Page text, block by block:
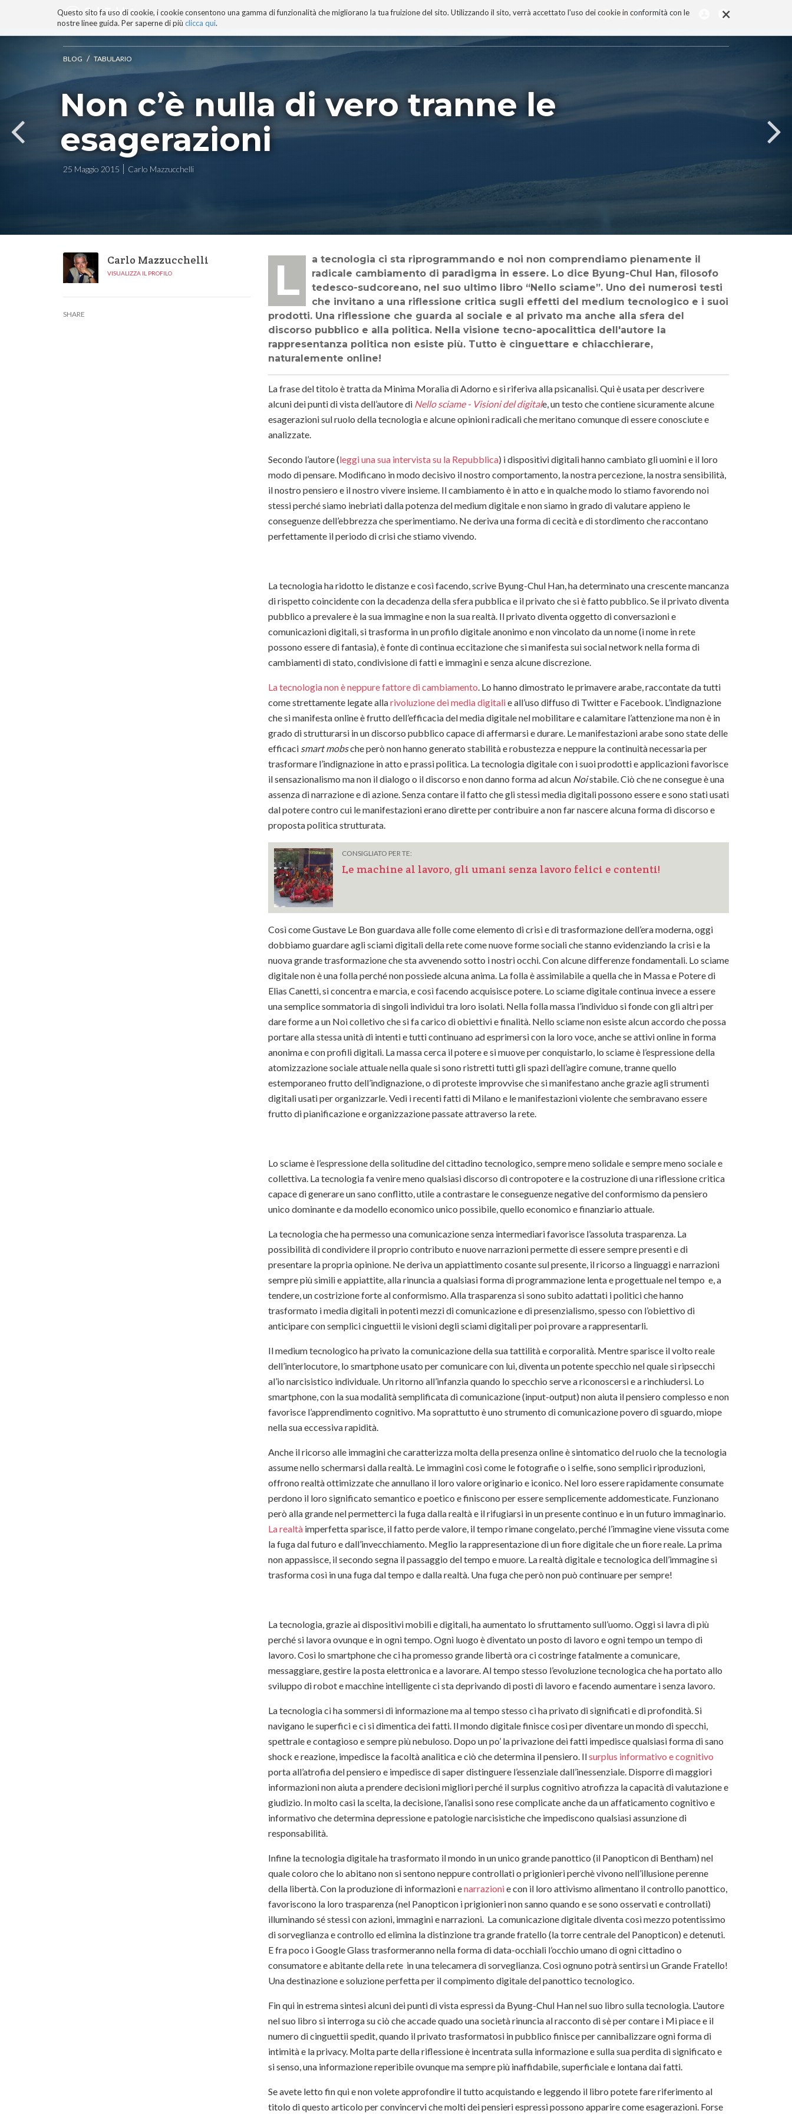
×
Questo sito fa uso di cookie, i cookie consentono una gamma di funzionalità che migliorano la tua fruizione del sito. Utilizzando il sito, verrà accettato l'uso dei cookie in conformità con le
nostre linee guida. Per saperne di più clicca qui.
BLOG TECNOCONSAPEVOLEZZA TECNOBIBLIOGRAFIA I MIEI LIBRI PROGETTO
ai
contenuti.
|
Salta
alla
navigazione
BLOG / TABULARIO
Non c’è nulla di vero tranne le
esagerazioni
25 Maggio 2015 Carlo Mazzucchelli
Carlo Mazzucchelli
VISUALIZZA IL PROFILO
SHARE
La tecnologia ci sta riprogrammando e noi non comprendiamo pienamente il
radicale cambiamento di paradigma in essere. Lo dice Byung-Chul Han, filosofo
tedesco-sudcoreano, nel suo ultimo libro “Nello sciame”. Uno dei numerosi testi
che invitano a una riflessione critica sugli effetti del medium tecnologico e i suoi
prodotti. Una riflessione che guarda al sociale e al privato ma anche alla sfera del
discorso pubblico e alla politica. Nella visione tecno-apocalittica dell'autore la
rappresentanza politica non esiste più. Tutto è cinguettare e chiacchierare,
naturalemente online!
La frase del titolo è tratta da Minima Moralia di Adorno e si riferiva alla psicanalisi. Qui è usata per descrivere
alcuni dei punti di vista dell’autore di Nello sciame - Visioni del digitale, un testo che contiene sicuramente alcune
esagerazioni sul ruolo della tecnologia e alcune opinioni radicali che meritano comunque di essere conosciute e
analizzate.
Secondo l’autore (leggi una sua intervista su la Repubblica) i dispositivi digitali hanno cambiato gli uomini e il loro
modo di pensare. Modificano in modo decisivo il nostro comportamento, la nostra percezione, la nostra sensibilità,
il nostro pensiero e il nostro vivere insieme. Il cambiamento è in atto e in qualche modo lo stiamo favorendo noi
stessi perché siamo inebriati dalla potenza del medium digitale e non siamo in grado di valutare appieno le
conseguenze dell’ebbrezza che sperimentiamo. Ne deriva una forma di cecità e di stordimento che raccontano
perfettamente il periodo di crisi che stiamo vivendo.
La tecnologia ha ridotto le distanze e così facendo, scrive Byung-Chul Han, ha determinato una crescente mancanza
di rispetto coincidente con la decadenza della sfera pubblica e il privato che si è fatto pubblico. Se il privato diventa
pubblico a prevalere è la sua immagine e non la sua realtà. Il privato diventa oggetto di conversazioni e
comunicazioni digitali, si trasforma in un profilo digitale anonimo e non vincolato da un nome (i nome in rete
possono essere di fantasia), è fonte di continua eccitazione che si manifesta sui social network nella forma di
cambiamenti di stato, condivisione di fatti e immagini e senza alcune discrezione.
La tecnologia non è neppure fattore di cambiamento . Lo hanno dimostrato le primavere arabe, raccontate da tutti
come strettamente legate allarivoluzione dei media digitalie all’uso diffuso di Twitter e Facebook. L’indignazione
che si manifesta online è frutto dell’efficacia del media digitale nel mobilitare e calamitare l’attenzione ma non è in
grado di strutturarsi in un discorso pubblico capace di affermarsi e durare. Le manifestazioni arabe sono state delle
efficaci smart mobsche però non hanno generato stabilità e robustezza e neppure la continuità necessaria per
trasformare l’indignazione in atto e prassi politica. La tecnologia digitale con i suoi prodotti e applicazioni favorisce
il sensazionalismo ma non il dialogo o il discorso e non danno forma ad alcun Noistabile. Ciò che ne consegue è una
assenza di narrazione e di azione. Senza contare il fatto che gli stessi media digitali possono essere e sono stati usati
dal potere contro cui le manifestazioni erano dirette per contribuire a non far nascere alcuna forma di discorso e
proposta politica strutturata.
CONSIGLIATO PER TE:
Le machine al lavoro, gli umani senza lavoro felici e contenti!
Così come Gustave Le Bon guardava alle folle come elemento di crisi e di trasformazione dell’era moderna, oggi
dobbiamo guardare agli sciami digitali della rete come nuove forme sociali che stanno evidenziando la crisi e la
nuova grande trasformazione che sta avvenendo sotto i nostri occhi. Con alcune differenze fondamentali. Lo sciame
digitale non è una folla perché non possiede alcuna anima. La folla è assimilabile a quella che in Massa e Potere di
Elias Canetti, si concentra e marcia, e così facendo acquisisce potere. Lo sciame digitale continua invece a essere
una semplice sommatoria di singoli individui tra loro isolati. Nella folla massa l’individuo si fonde con gli altri per
dare forme a un Noi colletivo che si fa carico di obiettivi e finalità. Nello sciame non esiste alcun accordo che possa
portare alla stessa unità di intenti e tutti continuano ad esprimersi con la loro voce, anche se attivi online in forma
anonima e con profili digitali. La massa cerca il potere e si muove per conquistarlo, lo sciame è l’espressione della
atomizzazione sociale attuale nella quale si sono ristretti tutti gli spazi dell’agire comune, tranne quello
estemporaneo frutto dell’indignazione, o di proteste improvvise che si manifestano anche grazie agli strumenti
digitali usati per organizzarle. Vedi i recenti fatti di Milano e le manifestazioni violente che sembravano essere
frutto di pianificazione e organizzazione passate attraverso la rete.
Lo sciame è l’espressione della solitudine del cittadino tecnologico, sempre meno solidale e sempre meno sociale e
collettiva. La tecnologia fa venire meno qualsiasi discorso di contropotere e la costruzione di una riflessione critica
capace di generare un sano conflitto, utile a contrastare le conseguenze negative del conformismo da pensiero
unico dominante e da modello economico unico possibile, quello economico e finanziario attuale.
La tecnologia che ha permesso una comunicazione senza intermediari favorisce l’assoluta trasparenza. La
possibilità di condividere il proprio contributo e nuove narrazioni permette di essere sempre presenti e di
presentare la propria opinione. Ne deriva un appiattimento cosante sul presente, il ricorso a linguaggi e narrazioni
sempre più simili e appiattite, alla rinuncia a qualsiasi forma di programmazione lenta e progettuale nel tempo e, a
tendere, un costrizione forte al conformismo. Alla trasparenza si sono subito adattati i politici che hanno
trasformato i media digitali in potenti mezzi di comunicazione e di presenzialismo, spesso con l’obiettivo di
anticipare con semplici cinguettii le visioni degli sciami digitali per poi provare a rappresentarli.
Il medium tecnologico ha privato la comunicazione della sua tattilità e corporalità. Mentre sparisce il volto reale
dell’interlocutore, lo smartphone usato per comunicare con lui, diventa un potente specchio nel quale si ripsecchi
al’io narcisistico individuale. Un ritorno all’infanzia quando lo specchio serve a riconoscersi e a rinchiudersi. Lo
smartphone, con la sua modalità semplificata di comunicazione (input-output) non aiuta il pensiero complesso e non
favorisce l’apprendimento cognitivo. Ma soprattutto è uno strumento di comunicazione povero di sguardo, miope
nella sua eccessiva rapidità.
Anche il ricorso alle immagini che caratterizza molta della presenza online è sintomatico del ruolo che la tecnologia
assume nello schermarsi dalla realtà. Le immagini così come le fotografie o i selfie, sono semplici riproduzioni,
offrono realtà ottimizzate che annullano il loro valore originario e iconico. Nel loro essere rapidamente consumate
perdono il loro significato semantico e poetico e finiscono per essere semplicemente addomesticate. Funzionano
però alla grande nel permetterci la fuga dalla realtà e il rifugiarsi in un presente continuo e in un futuro immaginario.
La realtà imperfetta sparisce, il fatto perde valore, il tempo rimane congelato, perché l’immagine viene vissuta come
la fuga dal futuro e dall’invecchiamento. Meglio la rappresentazione di un fiore digitale che un fiore reale. La prima
non appassisce, il secondo segna il passaggio del tempo e muore. La realtà digitale e tecnologica dell’immagine si
trasforma così in una fuga dal tempo e dalla realtà. Una fuga che però non può continuare per sempre!
La tecnologia, grazie ai dispositivi mobili e digitali, ha aumentato lo sfruttamento sull’uomo. Oggi si lavra di più
perché si lavora ovunque e in ogni tempo. Ogni luogo è diventato un posto di lavoro e ogni tempo un tempo di
lavoro. Così lo smartphone che ci ha promesso grande libertà ora ci costringe fatalmente a comunicare,
messaggiare, gestire la posta elettronica e a lavorare. Al tempo stesso l’evoluzione tecnologica che ha portato allo
sviluppo di robot e macchine intelligente ci sta deprivando di posti di lavoro e facendo aumentare i senza lavoro.
La tecnologia ci ha sommersi di informazione ma al tempo stesso ci ha privato di significati e di profondità. Si
navigano le superfici e ci si dimentica dei fatti. Il mondo digitale finisce così per diventare un mondo di specchi,
spettrale e contagioso e sempre più nebuloso. Dopo un po’ la privazione dei fatti impedisce qualsiasi forma di sano
shock e reazione, impedisce la facoltà analitica e ciò che determina il pensiero. Ilsurplus informativo e cognitivo
porta all’atrofia del pensiero e impedisce di saper distinguere l’essenziale dall’inessenziale. Disporre di maggiori
informazioni non aiuta a prendere decisioni migliori perché il surplus cognitivo atrofizza la capacità di valutazione e
giudizio. In molto casi la scelta, la decisione, l’analisi sono rese complicate anche da un affaticamento cognitivo e
informativo che determina depressione e patologie narcisistiche che impediscono qualsiasi assunzione di
responsabilità.
Infine la tecnologia digitale ha trasformato il mondo in un unico grande panottico (il Panopticon di Bentham) nel
quale coloro che lo abitano non si sentono neppure controllati o prigionieri perchè vivono nell’illusione perenne
della libertà. Con la produzione di informazioni enarrazionie con il loro attivismo alimentano il controllo panottico,
favoriscono la loro trasparenza (nel Panopticon i prigionieri non sanno quando e se sono osservati e controllati)
illuminando sé stessi con azioni, immagini e narrazioni. La comunicazione digitale diventa così mezzo potentissimo
di sorveglianza e controllo ed elimina la distinzione tra grande fratello (la torre centrale del Panopticon) e detenuti.
E fra poco i Google Glass trasformeranno nella forma di data-occhiali l’occhio umano di ogni cittadino o
consumatore e abitante della rete in una telecamera di sorveglianza. Così ognuno potrà sentirsi un Grande Fratello!
Una destinazione e soluzione perfetta per il compimento digitale del panottico tecnologico.
Fin qui in estrema sintesi alcuni dei punti di vista espressi da Byung-Chul Han nel suo libro sulla tecnologia. L'autore
nel suo libro si interroga su ciò che accade quado una società rinuncia al racconto di sè per contare i Mi piace e il
numero di cinguettii spedit, quando il privato trasformatosi in pubblico finisce per cannibalizzare ogni forma di
intimità e la privacy. Molta parte della riflessione è incentrata sulla informazione e sulla sua perdita di significato e
si senso, una informazione reperibile ovunque ma sempre più inaffidabile, superficiale e lontana dai fatti.
Se avete letto fin qui e non volete approfondire il tutto acquistando e leggendo il libro potete fare riferimento al
titolo di questo articolo per convincervi che molti dei pensieri espressi possono apparire come esagerazioni. Forse